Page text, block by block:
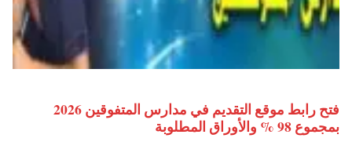
فتح رابط موقع التقديم في مدارس المتفوقين 2026
بمجموع 98 % والأوراق المطلوبة